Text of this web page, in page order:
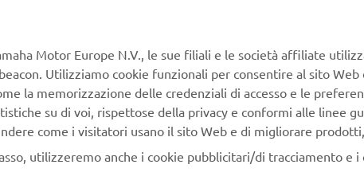
in mountainous and depopulated regions and the advancing
OF TRIAL
Two years from July 2019
Around Mikuriya Station (planned for opening) Iwata city,
Motor Europe N.V., le sue filiali e le società affiliate
Utilizziamo cookie funzionali per consentire al sito
la memorizzazione delle credenziali di accesso e le
su di voi, rispettose della privacy e conformi alle linee
come i visitatori usano il sito Web e di migliorare
utilizzeremo anche i cookie pubblicitari/di tracciamento e i